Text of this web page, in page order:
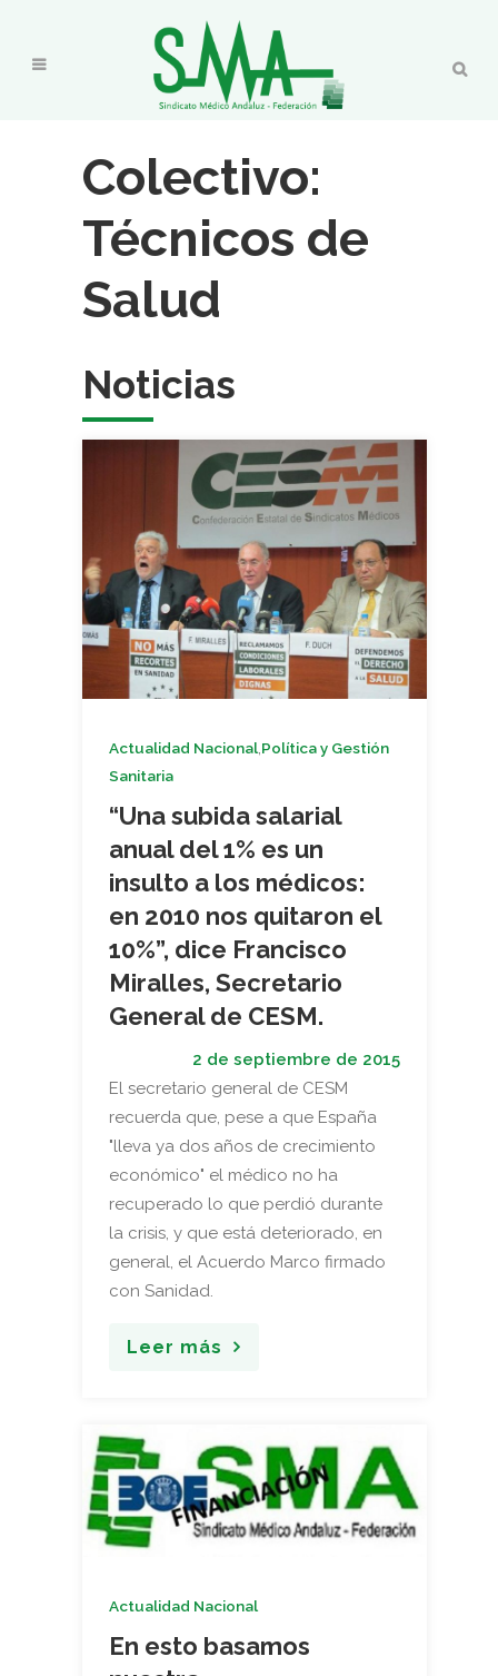
Colectivo:
Técnicos de
Salud
Noticias
Actualidad Nacional Política y Gestión
Sanitaria
“Una subida salarial
anual del 1% es un
insulto a los médicos:
en 2010 nos quitaron el
10%”, dice Francisco
Miralles, Secretario
General de CESM.
2 de septiembre de 2015
El secretario general de CESM
recuerda que, pese a que España
"lleva ya dos años de crecimiento
económico" el médico no ha
recuperado lo que perdió durante
la crisis, y que está deteriorado, en
general, el Acuerdo Marco firmado
con Sanidad.
Leer más
Actualidad Nacional
En esto basamos